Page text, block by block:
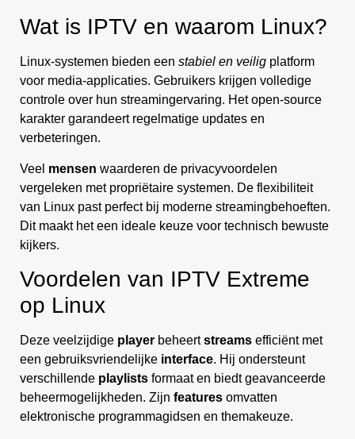
Wat is IPTV en waarom Linux?
Linux-systemen bieden een stabiel en veilig platform
voor media-applicaties. Gebruikers krijgen volledige
controle over hun streamingervaring. Het open-source
karakter garandeert regelmatige updates en
verbeteringen.
Veel mensen waarderen de privacyvoordelen
vergeleken met propriëtaire systemen. De flexibiliteit
van Linux past perfect bij moderne streamingbehoeften.
Dit maakt het een ideale keuze voor technisch bewuste
kijkers.
Voordelen van IPTV Extreme
op Linux
Deze veelzijdige player beheertstreams efficiënt met
een gebruiksvriendelijke interface. Hij ondersteunt
verschillende playlists formaat en biedt geavanceerde
beheermogelijkheden. Zijn features omvatten
elektronische programmagidsen en themakeuze.